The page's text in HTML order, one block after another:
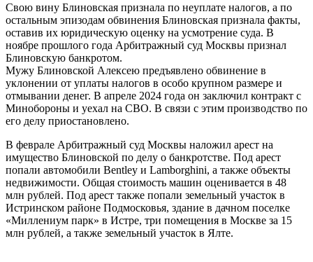
Свою вину Блиновская признала по неуплате налогов, а по
остальным эпизодам обвинения Блиновская признала факты,
оставив их юридическую оценку на усмотрение суда. В
ноябре прошлого года Арбитражный суд Москвы признал
Блиновскую банкротом.
Мужу Блиновской Алексею предъявлено обвинение в
уклонении от уплаты налогов в особо крупном размере и
отмывании денег. В апреле 2024 года он заключил контракт с
Минобороны и уехал на СВО. В связи с этим производство по
его делу приостановлено.
В феврале Арбитражный суд Москвы наложил арест на
имущество Блиновской по делу о банкротстве. Под арест
попали автомобили Bentley и Lamborghini, а также объекты
недвижимости. Общая стоимость машин оценивается в 48
млн рублей. Под арест также попали земельный участок в
Истринском районе Подмосковья, здание в дачном поселке
«Миллениум парк» в Истре, три помещения в Москве за 15
млн рублей, а также земельный участок в Ялте.